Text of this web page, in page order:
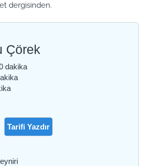
dergisinden.
Çörek
dakika
dakika
Tarifi Yazdır